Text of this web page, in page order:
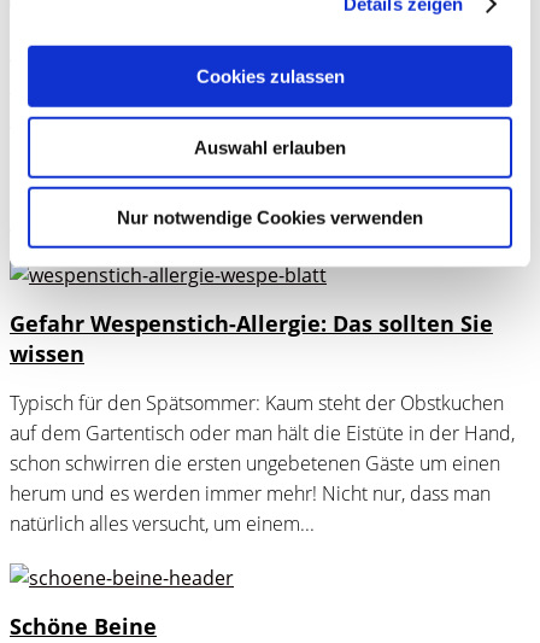
Cookies zulassen
Auswahl erlauben
Nur notwendige Cookies verwenden
Haarausfall Ursachen bei Frauen
Wenn hormonell bedingter Haarausfall die Haare lichter
Frau früher oder später an Haarausfall. Wenn die Haare
dünner und lichter werden, ist der Leidensdruck oftmals
groß. Doch wie viel Haarausfall ist...
Gefahr Wespenstich-Allergie: Das sollten Sie
wissen
Typisch für den Spätsommer: Kaum steht der Obstkuchen
auf dem Gartentisch oder man hält die Eistüte in der Hand,
schon schwirren die ersten ungebetenen Gäste um einen
herum und es werden immer mehr! Nicht nur, dass man
natürlich alles versucht, um einem...
Schöne Beine